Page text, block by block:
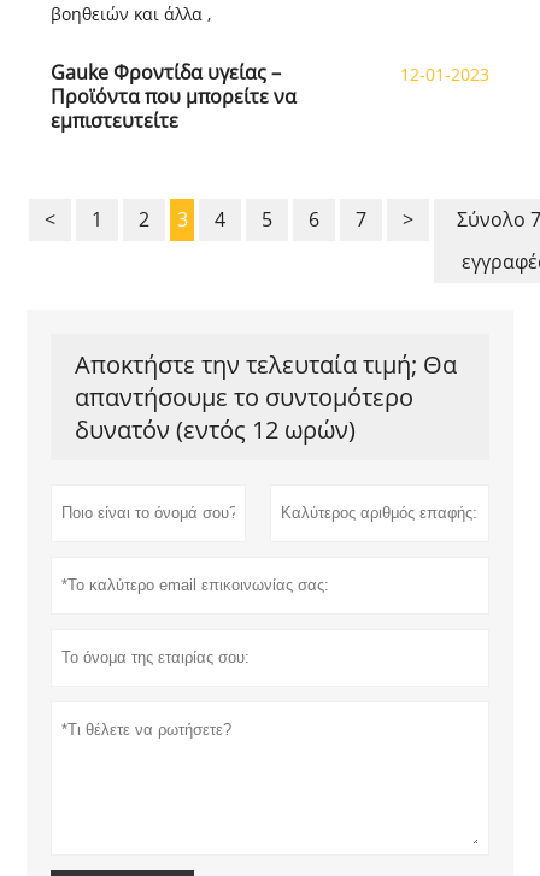
βοηθειών και άλλα ,
Gauke Φροντίδα υγείας –
Προϊόντα που μπορείτε να
εμπιστευτείτε
12-01-2023
< 1 2 3 4 5 6 7 >
Σύνολο
Αποκτήστε την τελευταία τιμή; Θα
απαντήσουμε το συντομότερο
δυνατόν (εντός 12 ωρών)